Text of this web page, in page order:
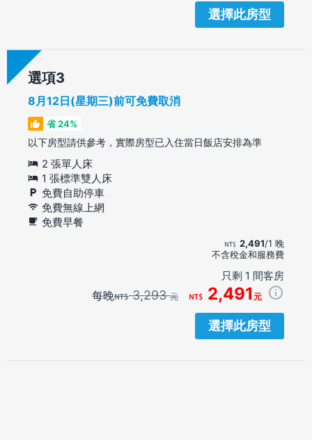
選擇此房型
選項
8月12日(星期三)前可免費取消
省 24%
以下房型請供參考，實際房型已入住當日飯店安排為準
2 張單人床
1 張標準雙人床
免費自助停車
免費無線上網
免費早餐
2,491/1 晚
不含稅金和服務費
只剩 1 間客房
每晚 3,293元 2,491 元
選擇此房型